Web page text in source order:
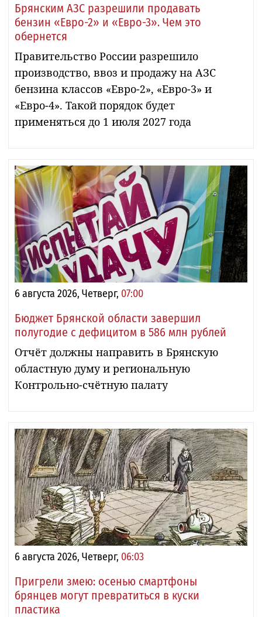
Брянским АЗС разрешили продавать
бензин «Евро-2» и «Евро-3». Чем это
обернется
Правительство России разрешило
производство, ввоз и продажу на АЗС
бензина классов «Евро-2», «Евро-3» и
«Евро-4». Такой порядок будет
применяться до 1 июля 2027 года
6 августа 2026, Четверг, 07:00
Бюджет Брянской области завершил
полугодие с дефицитом в 586 млн рублей
Отчёт должны направить в Брянскую
областную думу и региональную
Контрольно-счётную палату
6 августа 2026, Четверг, 06:03
Пригрели змею: осенью смартфоны
брянцев могут превратиться в куски
пластика